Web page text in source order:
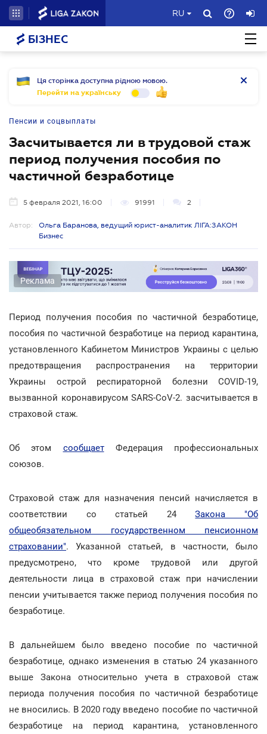
RU
БІЗНЕС
Ця сторінка доступна рідною мовою.
Перейти на українську
Пенсии и соцвыплаты
Засчитывается ли в трудовой стаж
период получения пособия по
частичной безработице
5 февраля 2021, 16:00 91991 2
Автор:
Ольга Баранова, ведущий юрист-аналитик ЛІГА:ЗАКОН
Бизнес
Реклама
Период получения пособия по частичной безработице,
пособия по частичной безработице на период карантина,
установленного Кабинетом Министров Украины с целью
предотвращения распространения на территории
Украины острой респираторной болезни COVID-19,
вызванной коронавирусом SARS-CoV-2. засчитывается в
страховой стаж.
Об этом сообщаетФедерация профессиональных
союзов.
Страховой стаж для назначения пенсий начисляется в
соответствии со статьей 24Закона "Об
общеобязательном государственном пенсионном
страховании". Указанной статьей, в частности, было
предусмотрено, что кроме трудовой или другой
деятельности лица в страховой стаж при начислении
пенсии учитывается также период получения пособия по
безработице.
В дальнейшем было введено пособие по частичной
безработице, однако изменения в статью 24 указанного
выше Закона относительно учета в страховой стаж
периода получения пособия по частичной безработице
не вносились. В 2020 году введено пособие по частичной
безработице на период карантина, установленного